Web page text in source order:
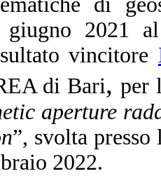
giugno 2021
vincitore
di Bari,per
aperture
”, svolta presso
2022.